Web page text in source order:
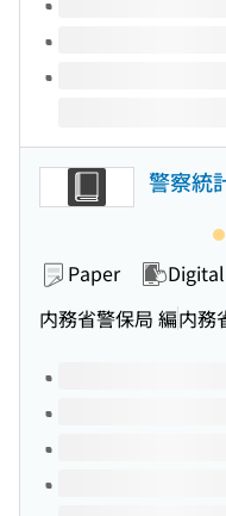
警察統
Paper Digital
内務省警保局 編内務
Volumes of this title